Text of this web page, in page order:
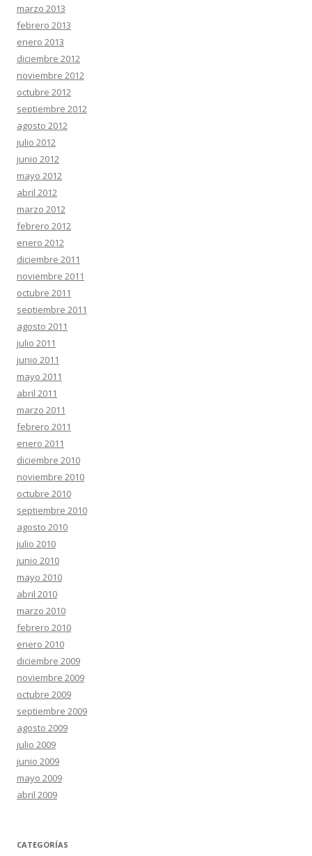
marzo 2013
febrero 2013
enero 2013
diciembre 2012
noviembre 2012
octubre 2012
septiembre 2012
agosto 2012
julio 2012
junio 2012
mayo 2012
abril 2012
marzo 2012
febrero 2012
enero 2012
diciembre 2011
noviembre 2011
octubre 2011
septiembre 2011
agosto 2011
julio 2011
junio 2011
mayo 2011
abril 2011
marzo 2011
febrero 2011
enero 2011
diciembre 2010
noviembre 2010
octubre 2010
septiembre 2010
agosto 2010
julio 2010
junio 2010
mayo 2010
abril 2010
marzo 2010
febrero 2010
enero 2010
diciembre 2009
noviembre 2009
octubre 2009
septiembre 2009
agosto 2009
julio 2009
junio 2009
mayo 2009
abril 2009
CATEGORÍAS